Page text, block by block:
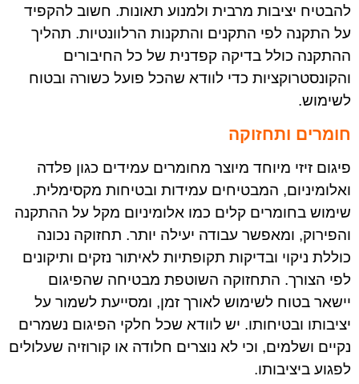
להבטיח יציבות מרבית ולמנוע תאונות. חשוב להקפיד
על התקנה לפי התקנים והתקנות הרלוונטיות. תהליך
ההתקנה כולל בדיקה קפדנית של כל החיבורים
והקונסטרוקציות כדי לוודא שהכל פועל כשורה ובטוח
לשימוש.
חומרים ותחזוקה
פיגום זיזי מיוחד מיוצר מחומרים עמידים כגון פלדה
ואלומיניום, המבטיחים עמידות ובטיחות מקסימלית.
שימוש בחומרים קלים כמו אלומיניום מקל על ההתקנה
והפירוק, ומאפשר עבודה יעילה יותר. תחזוקה נכונה
כוללת ניקוי ובדיקות תקופתיות לאיתור נזקים ותיקונים
לפי הצורך. התחזוקה השוטפת מבטיחה שהפיגום
יישאר בטוח לשימוש לאורך זמן, ומסייעת לשמור על
יציבותו ובטיחותו. יש לוודא שכל חלקי הפיגום נשמרים
נקיים ושלמים, וכי לא נוצרים חלודה או קורוזיה שעלולים
לפגוע ביציבותו.